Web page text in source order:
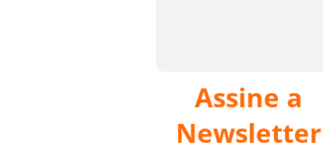
Assine a
Newsletter